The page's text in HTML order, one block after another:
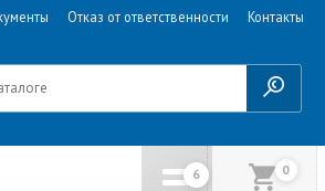
Отказ от ответственности Контакты
0